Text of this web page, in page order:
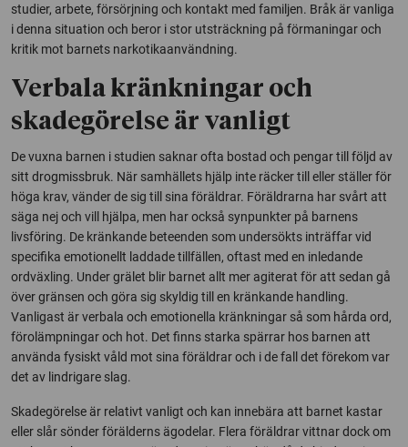
studier, arbete, försörjning och kontakt med familjen. Bråk är vanliga
i denna situation och beror i stor utsträckning på förmaningar och
kritik mot barnets narkotikaanvändning.
Verbala kränkningar och
skadegörelse är vanligt
De vuxna barnen i studien saknar ofta bostad och pengar till följd av
sitt drogmissbruk. När samhällets hjälp inte räcker till eller ställer för
höga krav, vänder de sig till sina föräldrar. Föräldrarna har svårt att
säga nej och vill hjälpa, men har också synpunkter på barnens
livsföring. De kränkande beteenden som undersökts inträffar vid
specifika emotionellt laddade tillfällen, oftast med en inledande
ordväxling. Under grälet blir barnet allt mer agiterat för att sedan gå
över gränsen och göra sig skyldig till en kränkande handling.
Vanligast är verbala och emotionella kränkningar så som hårda ord,
förolämpningar och hot. Det finns starka spärrar hos barnen att
använda fysiskt våld mot sina föräldrar och i de fall det förekom var
det av lindrigare slag.
Skadegörelse är relativt vanligt och kan innebära att barnet kastar
eller slår sönder förälderns ägodelar. Flera föräldrar vittnar dock om